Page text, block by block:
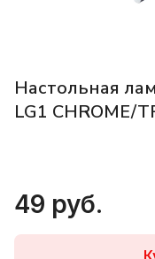
Настольная
LG1 CHROME/
49 руб.